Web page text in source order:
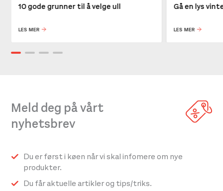
10 gode grunner til å velge ull
LES MER
Gå en lys
LES MER
Meld deg på vårt
nyhetsbrev
Du er først i køen når vi skal infomere om nye
produkter.
Du får aktuelle artikler og tips/triks.